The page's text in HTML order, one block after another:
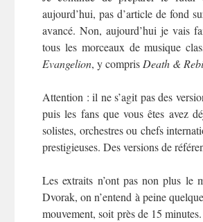
aujourd’hui, pas d’article de fond
avancé. Non, aujourd’hui je vais
tous les morceaux de musique
Evangelion, y comprisDeath &
Attention : il ne s’agit pas des
puis les fans que vous êtes avez
solistes, orchestres ou chefs
prestigieuses. Des versions de
Les extraits n’ont pas non plus le
Dvorak, on n’entend à peine
mouvement, soit près de 15